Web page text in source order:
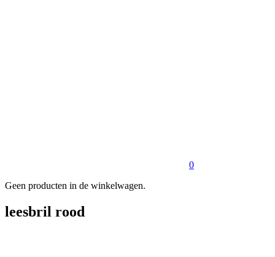
0
Geen producten in de winkelwagen.
leesbril rood